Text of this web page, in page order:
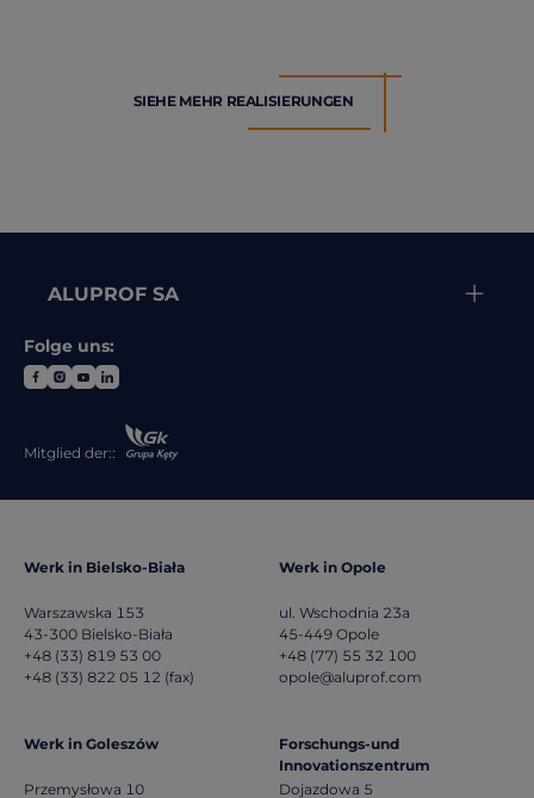
SIEHE MEHR REALISIERUNGEN
ALUPROF SA
Folge uns:
Mitglied der::
Werk in Bielsko-Biała
Warszawska 153
43-300 Bielsko-Biała
+48 (33) 819 53 00
+48 (33) 822 05 12 (fax)
Werk in Opole
ul. Wschodnia 23a
45-449 Opole
+48 (77) 55 32 100
opole@aluprof.com
Werk in Goleszów
Przemysłowa 10
Forschungs-und
Innovationszentrum
Dojazdowa 5